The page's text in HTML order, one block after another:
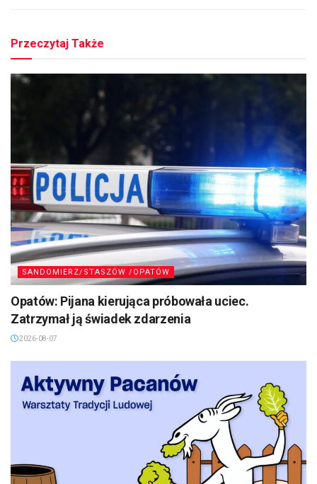
Przeczytaj Także
SANDOMIERZ/STASZÓW /OPATÓW
Opatów: Pijana kierująca próbowała uciec.
Zatrzymał ją świadek zdarzenia
2026-08-07